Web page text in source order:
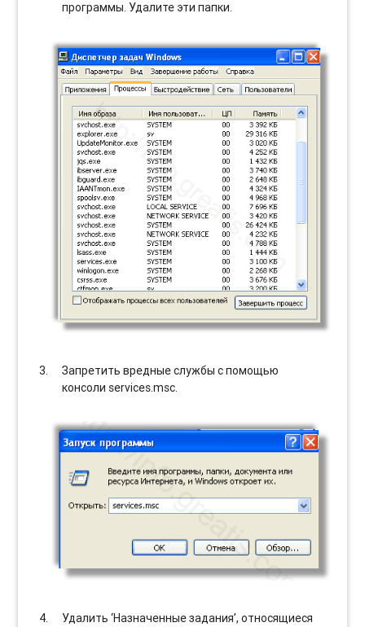
программы. Удалите эти папки.
Запретить вредные службы с помощью
консоли services.msc.
Удалить ‘Назначенные задания’, относящиеся